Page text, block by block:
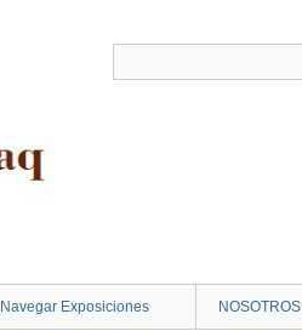
Navegar Exposiciones NOSOTROS